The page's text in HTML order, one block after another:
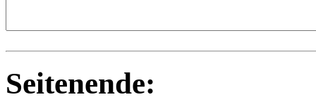
Seitenende: